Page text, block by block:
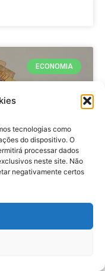
tecnologias como
do dispositivo. O
processar dados
neste site. Não
negativamente certos
ECONOMIA
com NIS
Família